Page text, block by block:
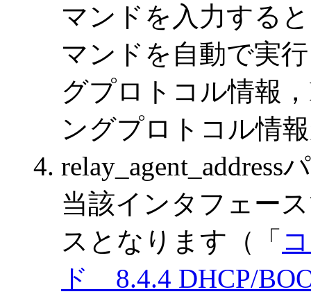
マンドを入力する
マンドを自動で実
グプロトコル情報
ングプロトコル情
当該インタフェー
スとなります（「
ド 8.4.4 DHCP/